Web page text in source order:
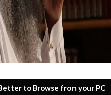
to Browse from your PC